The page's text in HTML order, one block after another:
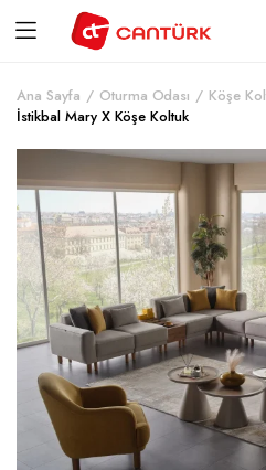
Ana Sayfa Oturma Odası
Köşe
İstikbal Mary X Köşe Koltuk